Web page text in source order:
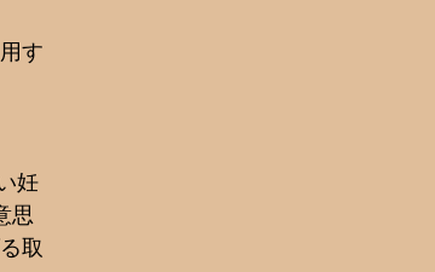
す
妊
思
取